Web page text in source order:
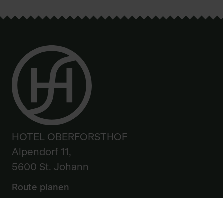
HOTEL OBERFORSTHOF
Alpendorf 11,
5600 St. Johann
Route planen